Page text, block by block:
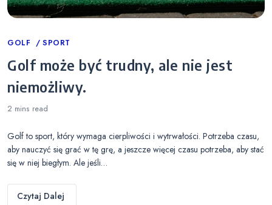
Categories
GOLF SPORT
Golf może być trudny, ale nie jest
niemożliwy.
2 mins read
Golf to sport, który wymaga cierpliwości i wytrwałości. Potrzeba czasu,
aby nauczyć się grać w tę grę, a jeszcze więcej czasu potrzeba, aby stać
się w niej biegłym. Ale jeśli…
Czytaj Dalej